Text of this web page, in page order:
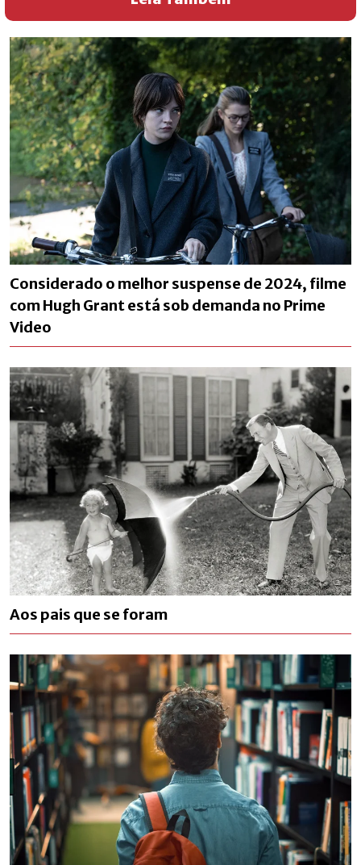
Considerado o melhor suspense de 2024, filme
com Hugh Grant está sob demanda no Prime
Video
Aos pais que se foram